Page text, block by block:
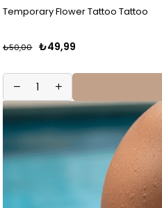
Temporary Flower Tattoo Tattoo
₺50,00 ₺49,99